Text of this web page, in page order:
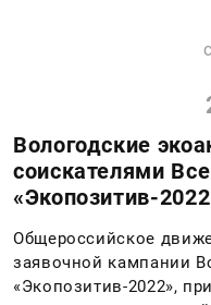
Вологодские
соискателями
«Экопозитив-
Общероссийское
заявочной кампании
«Экопозитив-2022»,